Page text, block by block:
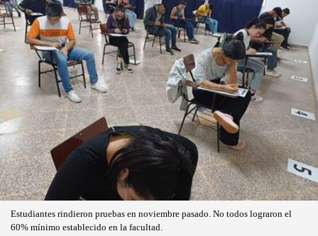
Estudiantes rindieron pruebas en noviembre pasado. No todos lograron el
60% mínimo establecido en la facultad.